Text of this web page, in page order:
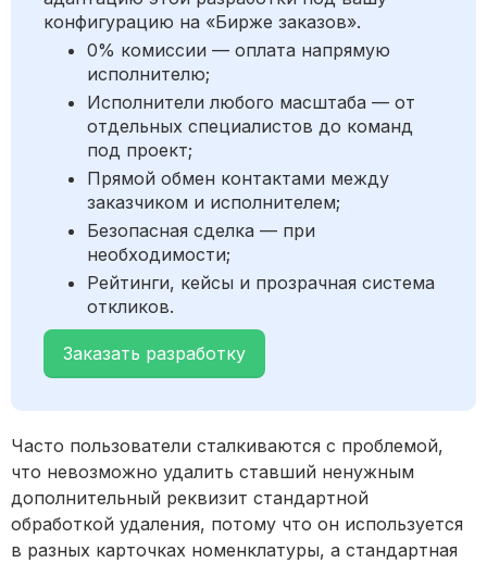
конфигурацию на «Бирже заказов».
0% комиссии — оплата напрямую
исполнителю;
Исполнители любого масштаба — от
отдельных специалистов до команд
под проект;
Прямой обмен контактами между
заказчиком и исполнителем;
Безопасная сделка — при
необходимости;
Рейтинги, кейсы и прозрачная система
откликов.
Заказать разработку
Часто пользователи сталкиваются с проблемой,
что невозможно удалить ставший ненужным
дополнительный реквизит стандартной
обработкой удаления, потому что он используется
в разных карточках номенклатуры, а стандартная